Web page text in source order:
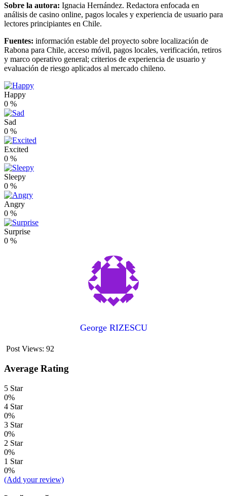
Sobre la autora: Ignacia Hernández. Redactora enfocada en
análisis de casino online, pagos locales y experiencia de usuario para
lectores principiantes en Chile.
Fuentes: información estable del proyecto sobre localización de
Rabona para Chile, acceso móvil, pagos locales, verificación, retiros
y marco operativo general; criterios de experiencia de usuario y
evaluación de riesgo aplicados al mercado chileno.
Happy
0 %
Sad
0 %
Excited
0 %
Sleepy
0 %
Angry
0 %
Surprise
0 %
George RIZESCU
Post Views: 92
Average Rating
5 Star
0%
4 Star
0%
3 Star
0%
2 Star
0%
1 Star
0%
(Add your review)